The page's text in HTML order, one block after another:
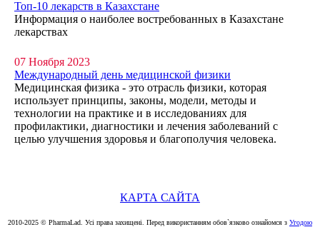
Топ-10 лекарств в Казахстане
Информация о наиболее востребованных в Казахстане
лекарствах
07 Ноября 2023
Международный день медицинской физики
Медицинская физика - это отрасль физики, которая
использует принципы, законы, модели, методы и
технологии на практике и в исследованиях для
профилактики, диагностики и лечения заболеваний с
целью улучшения здоровья и благополучия человека.
КАРТА САЙТА
2010-2025 © PharmaLad. Усі права захищені. Перед використанням обов`язково ознайомся з Угодою